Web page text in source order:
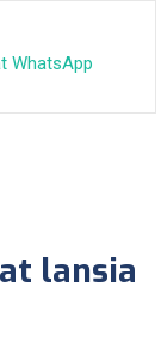
lansia